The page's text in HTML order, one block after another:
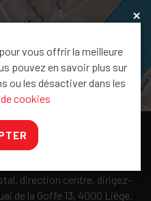
direction centre, dirigez-
de la Goffe 13, 4000 Liège.
x
vous offrir la meilleure
pouvez en savoir plus sur
ou les désactiver dans les
cookies